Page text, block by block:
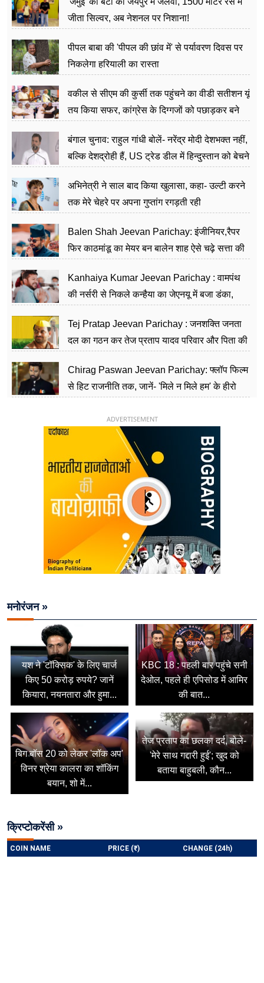
जीता सिल्वर, अब नेशनल पर निशाना!
पीपल बाबा की 'पीपल की छांव में' से पर्यावरण दिवस पर
निकलेगा हरियाली का रास्ता
वकील से सीएम की कुर्सी तक पहुंचने का वीडी सतीशन यूं
तय किया सफर, कांग्रेस के दिग्गजों को पछाड़कर बने
बंगाल चुनाव: राहुल गांधी बोलें- नरेंद्र मोदी देशभक्त नहीं,
बल्कि देशद्रोही हैं, US ट्रेड डील में हिन्दुस्तान को बेचने
अभिनेत्री ने साल बाद किया खुलासा, कहा- उल्टी करने
तक मेरे चेहरे पर अपना गुप्तांग रगड़ती रही
Balen Shah Jeevan Parichay: इंजीनियर,रैपर
फिर काठमांडू का मेयर बन बालेन शाह ऐसे चढ़े सत्ता की
Kanhaiya Kumar Jeevan Parichay : वामपंथ
की नर्सरी से निकले कन्हैया का जेएनयू में बजा डंका,
Tej Pratap Jeevan Parichay : जनशक्ति जनता
दल का गठन कर तेज प्रताप यादव परिवार और पिता की
Chirag Paswan Jeevan Parichay: फ्लॉप फिल्म
से हिट राजनीति तक, जानें- 'मिले न मिले हम' के हीरो
ADVERTISEMENT
मनोरंजन »
यश ने 'टॉक्सिक' के लिए चार्ज
किए 50 करोड़ रुपये? जानें
कियारा, नयनतारा और हुमा...
KBC 18 : पहली बार पहुंचे सनी
देओल, पहले ही एपिसोड में आमिर
की बात...
बिग बॉस 20 को लेकर 'लॉक अप'
विनर श्रेया कालरा का शॉकिंग
बयान, शो में...
तेज प्रताप का छलका दर्द, बोले-
'मेरे साथ गद्दारी हुई'; खुद को
बताया बाहुबली, कौन...
क्रिप्टोकरेंसी »